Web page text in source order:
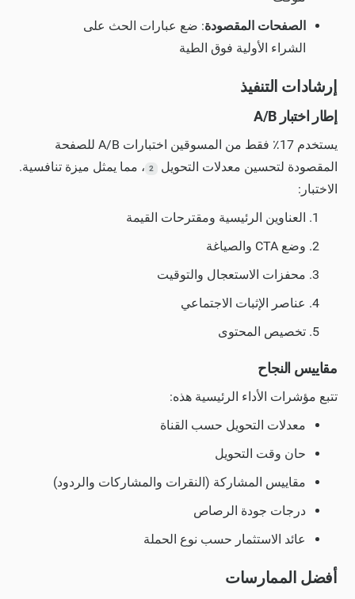
الصفحات المقصودة: ضع عبارات الحث على
الشراء الأولية فوق الطية
إرشادات التنفيذ
إطار اختبار A/B
يستخدم 17٪ فقط من المسوقين اختبارات A/B للصفحة
المقصودة لتحسين معدلات التحويل
2 ، مما يمثل ميزة تنافسية.
الاختبار:
العناوين الرئيسية ومقترحات القيمة
وضع CTA والصياغة
محفزات الاستعجال والتوقيت
عناصر الإثبات الاجتماعي
تخصيص المحتوى
مقاييس النجاح
تتبع مؤشرات الأداء الرئيسية هذه:
معدلات التحويل حسب القناة
حان وقت التحويل
مقاييس المشاركة (النقرات والمشاركات والردود)
درجات جودة الرصاص
عائد الاستثمار حسب نوع الحملة
أفضل الممارسات